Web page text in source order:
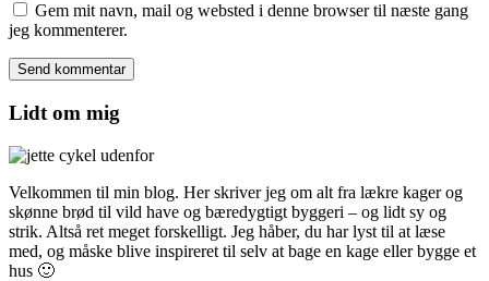
Gem mit navn, mail og websted i denne browser til næste gang
jeg kommenterer.
Lidt om mig
Velkommen til min blog. Her skriver jeg om alt fra lækre kager og
skønne brød til vild have og bæredygtigt byggeri – og lidt sy og
strik. Altså ret meget forskelligt. Jeg håber, du har lyst til at læse
med, og måske blive inspireret til selv at bage en kage eller bygge et
hus 🙂